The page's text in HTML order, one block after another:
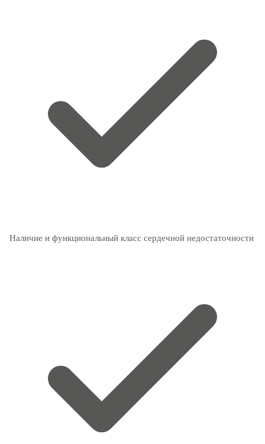
Наличие и функциональный класс сердечной недостаточности